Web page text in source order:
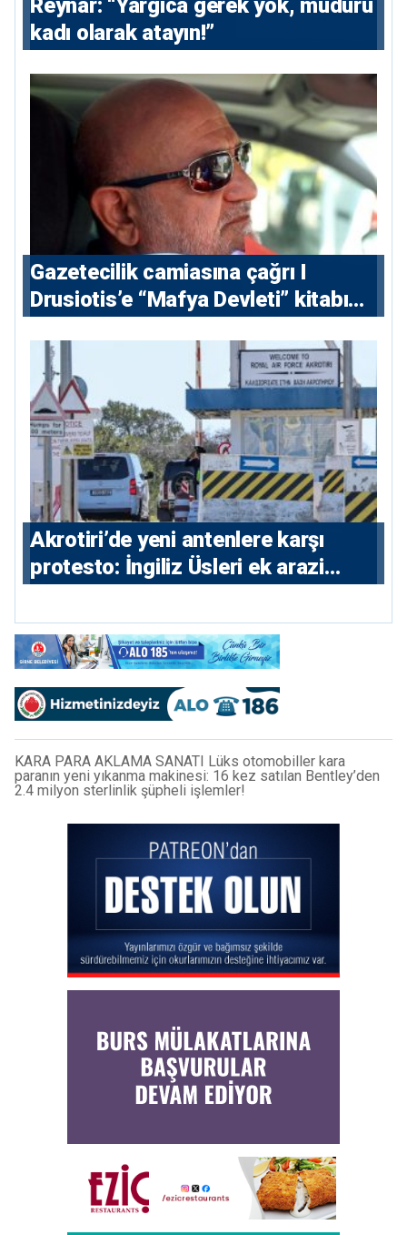
Reynar: “Yargıca gerek yok, müdürü
kadı olarak atayın!”
Gazetecilik camiasına çağrı I
⁠Drusiotis’e “Mafya Devleti” kitabı
⁠Akrotiri’de yeni antenlere karşı
protesto: İngiliz Üsleri ek arazi
KARA PARA AKLAMA SANATI Lüks otomobiller kara
paranın yeni yıkanma makinesi: 16 kez satılan Bentley’den
2.4 milyon sterlinlik şüpheli işlemler!